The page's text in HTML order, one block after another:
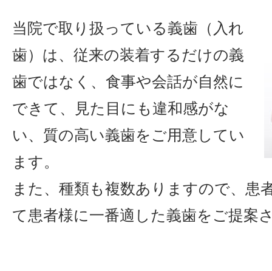
当院で取り扱っている義歯（入れ
歯）は、従来の装着するだけの義
歯ではなく、食事や会話が自然に
できて、見た目にも違和感がな
い、質の高い義歯をご用意してい
ます。
また、種類も複数ありますので、患
て患者様に一番適した義歯をご提案